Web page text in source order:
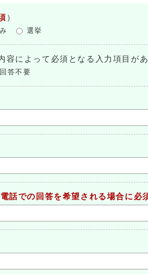
）
選挙
容によって必須となる入力項目が
回答不要
電話での回答を希望される場合に必